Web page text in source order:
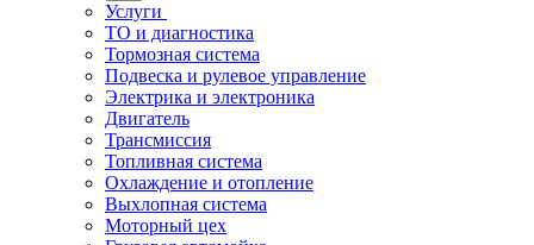
Услуги
ТО и диагностика
Тормозная система
Подвеска и рулевое управление
Электрика и электроника
Двигатель
Трансмиссия
Топливная система
Охлаждение и отопление
Выхлопная система
Моторный цех